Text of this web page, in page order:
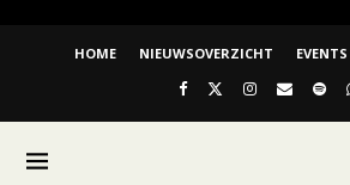
HOME NIEUWSOVERZICHT EVENTS